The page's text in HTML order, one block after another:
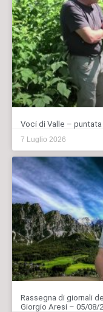
Voci di Valle –
7 Luglio 2026
Rassegna di giornali
Giorgio Aresi – 05/08/